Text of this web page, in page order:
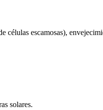
escamosas),
solares.